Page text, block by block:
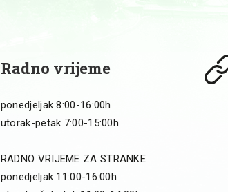
Radno vrijeme
ponedjeljak 8:00-16:00h
utorak-petak 7:00-15:00h
RADNO VRIJEME ZA STRANKE
ponedjeljak 11:00-16:00h